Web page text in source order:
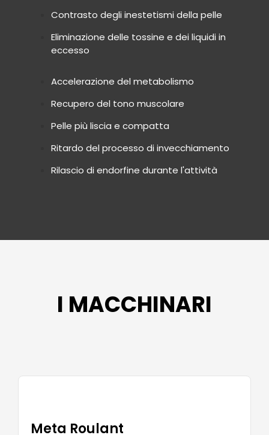
Contrasto degli inestetismi della pelle
Eliminazione delle tossine e dei liquidi in
eccesso
Accelerazione del metabolismo
Recupero del tono muscolare
Pelle più liscia e compatta
Ritardo del processo di invecchiamento
Rilascio di endorfine durante l'attività
I MACCHINARI
Meta Roulant